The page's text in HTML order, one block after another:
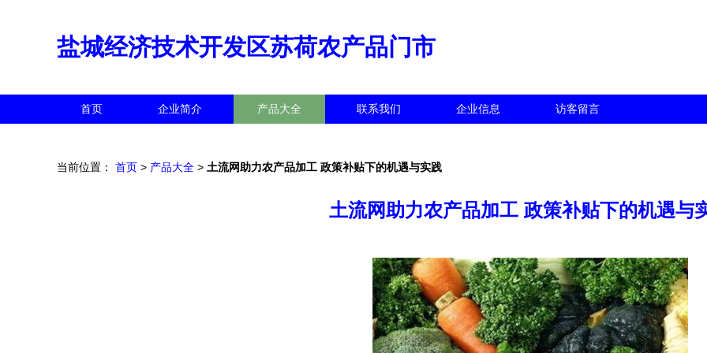
盐城经济技术开发区苏荷农产品门市
首页 企业简介 产品大全 联系我们 企业信息 访客留言
当前位置： 首页 > 产品大全 > 土流网助力农产品加工 政策补贴下的机遇与实践
土流网助力农产品加工 政策补贴下的机遇与